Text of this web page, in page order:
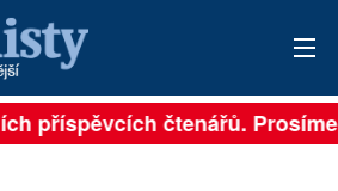
příspěvcích čtenářů.